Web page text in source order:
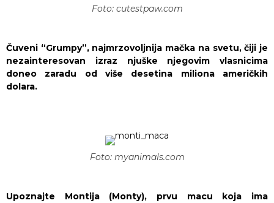
Foto: cutestpaw.com
Čuveni “Grumpy”, najmrzovoljnija mačka na svetu, čiji je
nezainteresovan izraz njuške njegovim vlasnicima
doneo zaradu od više desetina miliona američkih
dolara.
Foto: myanimals.com
Upoznajte Montija (Monty), prvu macu koja ima